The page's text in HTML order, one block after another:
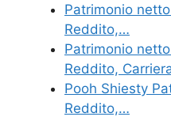
Patrimonio
Reddito,…
Patrimonio
Reddito,
Pooh Shiesty
Reddito,…